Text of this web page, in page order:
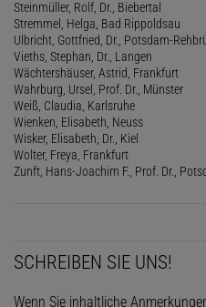
Steinmüller, Rolf, Dr., Biebertal
Stremmel, Helga, Bad Rippoldsau
Ulbricht, Gottfried, Dr., Potsdam-
Vieths, Stephan, Dr., Langen
Wächtershäuser, Astrid, Frankfurt
Wahrburg, Ursel, Prof. Dr., Münster
Weiß, Claudia, Karlsruhe
Wienken, Elisabeth, Neuss
Wisker, Elisabeth, Dr., Kiel
Wolter, Freya, Frankfurt
Zunft, Hans-Joachim F., Prof. Dr.,
SCHREIBEN SIE UNS!
Wenn Sie inhaltliche